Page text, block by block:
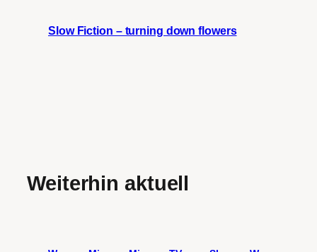
Slow Fiction – turning down flowers
Weiterhin aktuell